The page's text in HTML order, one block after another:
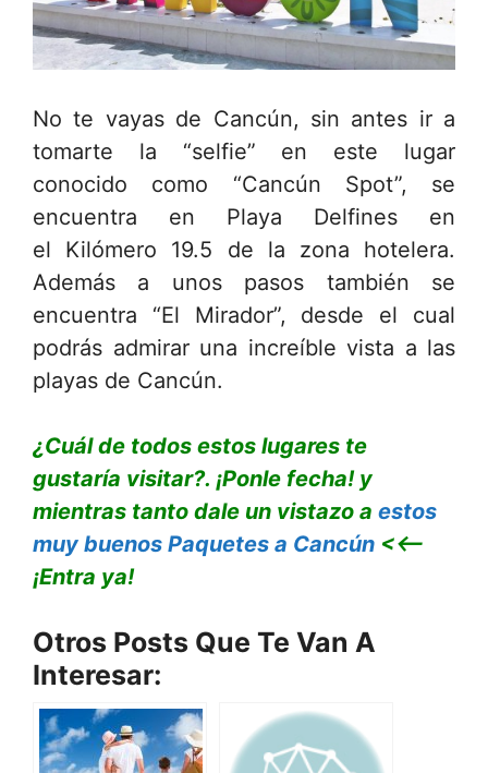
No te vayas de Cancún, sin antes ir a
tomarte la “selfie” en este lugar
conocido como “Cancún Spot”, se
encuentra en Playa Delfines en
el Kilómero 19.5 de la zona hotelera.
Además a unos pasos también se
encuentra “El Mirador”, desde el cual
podrás admirar una increíble vista a las
playas de Cancún.
¿Cuál de todos estos lugares te
gustaría visitar?. ¡Ponle fecha! y
mientras tanto dale un vistazo a estos
muy buenos Paquetes a Cancún <<–
¡Entra ya!
Otros Posts Que Te Van A
Interesar: